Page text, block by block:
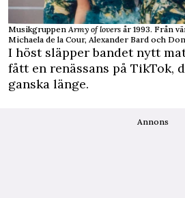
Musikgruppen Army of lovers år 1993. Från
Michaela de la Cour, Alexander Bard och
I höst släpper bandet nytt
fått en renässans på TikTok,
ganska länge.
Annons